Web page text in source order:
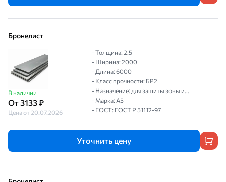
Бронелист
В наличии
От 3133 ₽
Цена от 20.07.2026
- Толщина: 2.5
- Ширина: 2000
- Длина: 6000
- Класс прочности: БР2
- Назначение: для защиты зоны и...
- Марка: А5
- ГОСТ: ГОСТ P 51112-97
Уточнить цену